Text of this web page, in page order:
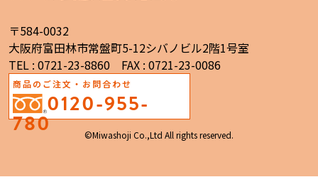
〒584-0032
大阪府富田林市常盤町5-12シバノビル2階1号室
TEL : 0721-23-8860 FAX : 0721-23-0086
商品のご注文・お問合わせ
0120-955-
780 ©Miwashoji Co.,Ltd All rights reserved.